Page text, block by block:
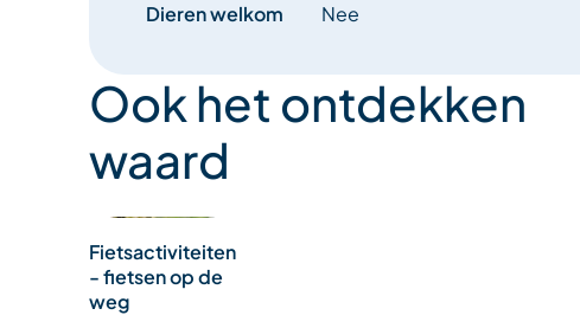
Dieren welkom Nee
Ook het ontdekken
waard
Fietsactiviteiten
- fietsen op de
weg